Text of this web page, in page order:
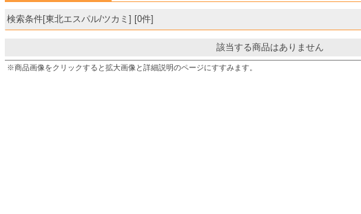
検索条件[東北エスパル/ツカミ] [0件]
該当する商品はありません
※商品画像をクリックすると拡大画像と詳細説明のページにすすみます。